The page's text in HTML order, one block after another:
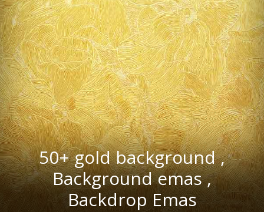
50+ gold background ,
Background emas ,
Backdrop Emas